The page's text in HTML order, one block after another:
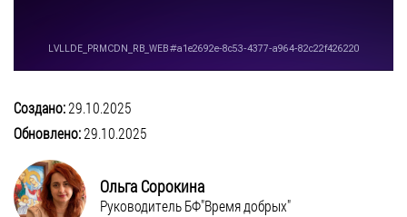
Создано:29.10.2025
Обновлено:29.10.2025
Ольга Сорокина
Руководитель БФ"Время добрых"